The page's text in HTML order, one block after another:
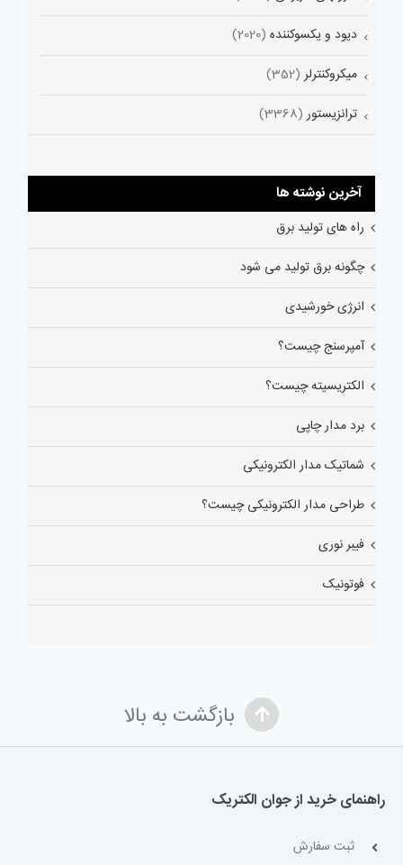
دیود و یکسوکننده (2020)
میکروکنترلر (352)
ترانزیستور (3368)
آخرین نوشته ها
راه های تولید برق
چگونه برق تولید می شود
انرژی خورشیدی
آمپرسنج چیست؟
الکتریسیته چیست؟
برد مدار چاپی
شماتیک مدار الکترونیکی
طراحی مدار الکترونیکی چیست؟
فیبر نوری
فوتونیک
بازگشت به بالا
راهنمای خرید از جوان الکتریک
ثبت سفارش